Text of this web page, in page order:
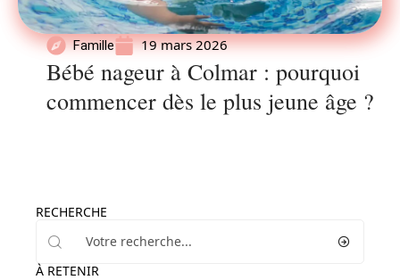
Famille 19 mars 2026
Bébé nageur à Colmar : pourquoi
commencer dès le plus jeune âge ?
RECHERCHE
À RETENIR